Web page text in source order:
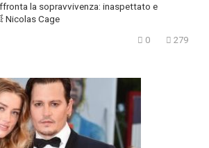
la sopravvivenza: inaspettato e
Nicolas Cage
0 279